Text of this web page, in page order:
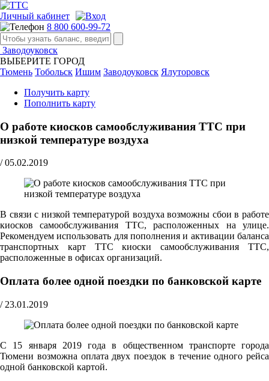
Личный кабинет
8 800 600-99-72
Заводоуковск
ВЫБЕРИТЕ ГОРОД
Тюмень Тобольск Ишим Заводоуковск Ялуторовск
Получить карту
Пополнить карту
О работе киосков самообслуживания ТТС при
низкой температуре воздуха
/ 05.02.2019
В связи с низкой температурой воздуха возможны сбои в работе
киосков самообслуживания ТТС, расположенных на улице.
Рекомендуем использовать для пополнения и активации баланса
транспортных карт ТТС киоски самообслуживания ТТС,
расположенные в офисах организаций.
Оплата более одной поездки по банковской карте
/ 23.01.2019
С 15 января 2019 года в общественном транспорте города
Тюмени возможна оплата двух поездок в течение одного рейса
одной банковской картой.